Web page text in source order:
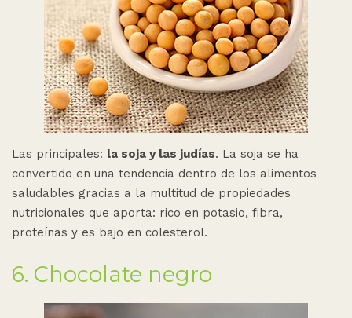
Las principales: la soja y las judías. La soja se ha
convertido en una tendencia dentro de los alimentos
saludables gracias a la multitud de propiedades
nutricionales que aporta: rico en potasio, fibra,
proteínas y es bajo en colesterol.
6. Chocolate negro